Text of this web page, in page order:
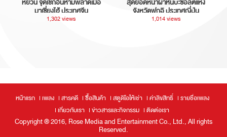
หยวน จุดเช็กอินห้ามพลาดเมื่อ
มาเซี่ยงไฮ้ ประเทศจีน
1,302 views
สุดยอดหน้าผาหินบะซอลต์แห่ง
จังหวัดฟุกุอิ ประเทศญี่ปุ่น
1,014 views
หน้าแรก เพลง สารคดี ซื้อสินค้า สตูดิโอให้เช่า ค่าลิขสิทธิ์
รายชื่อเพลง
เกี่ยวกับเรา
ข่าวสารและกิจกรรม ติดต่อเรา
Copyright ® 2016, Rose Media and Entertainment Co., Ltd., All rights
Reserved.